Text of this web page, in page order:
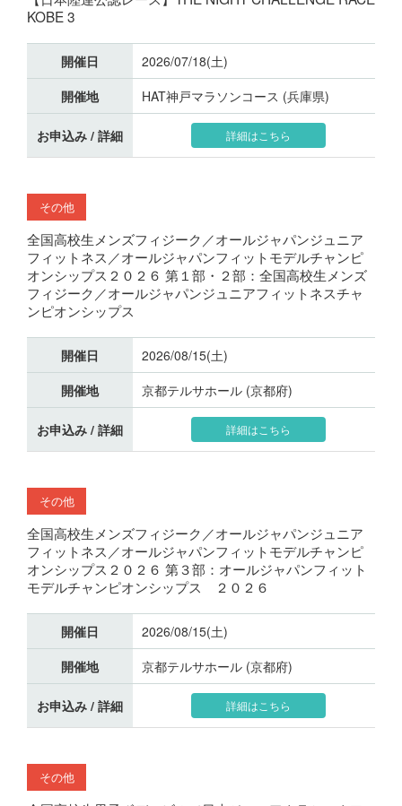
KOBE 3
開催日
2026/07/18(土)
開催地
HAT神戸マラソンコース (兵庫県)
お申込み / 詳細 詳細はこちら
その他
全国高校生メンズフィジーク／オールジャパンジュニア
フィットネス／オールジャパンフィットモデルチャンピ
オンシップス２０２６ 第１部・２部：全国高校生メンズ
フィジーク／オールジャパンジュニアフィットネスチャ
ンピオンシップス
開催日
2026/08/15(土)
開催地
京都テルサホール (京都府)
お申込み / 詳細 詳細はこちら
その他
全国高校生メンズフィジーク／オールジャパンジュニア
フィットネス／オールジャパンフィットモデルチャンピ
オンシップス２０２６ 第３部：オールジャパンフィット
モデルチャンピオンシップス ２０２６
開催日
2026/08/15(土)
開催地
京都テルサホール (京都府)
お申込み / 詳細 詳細はこちら
その他